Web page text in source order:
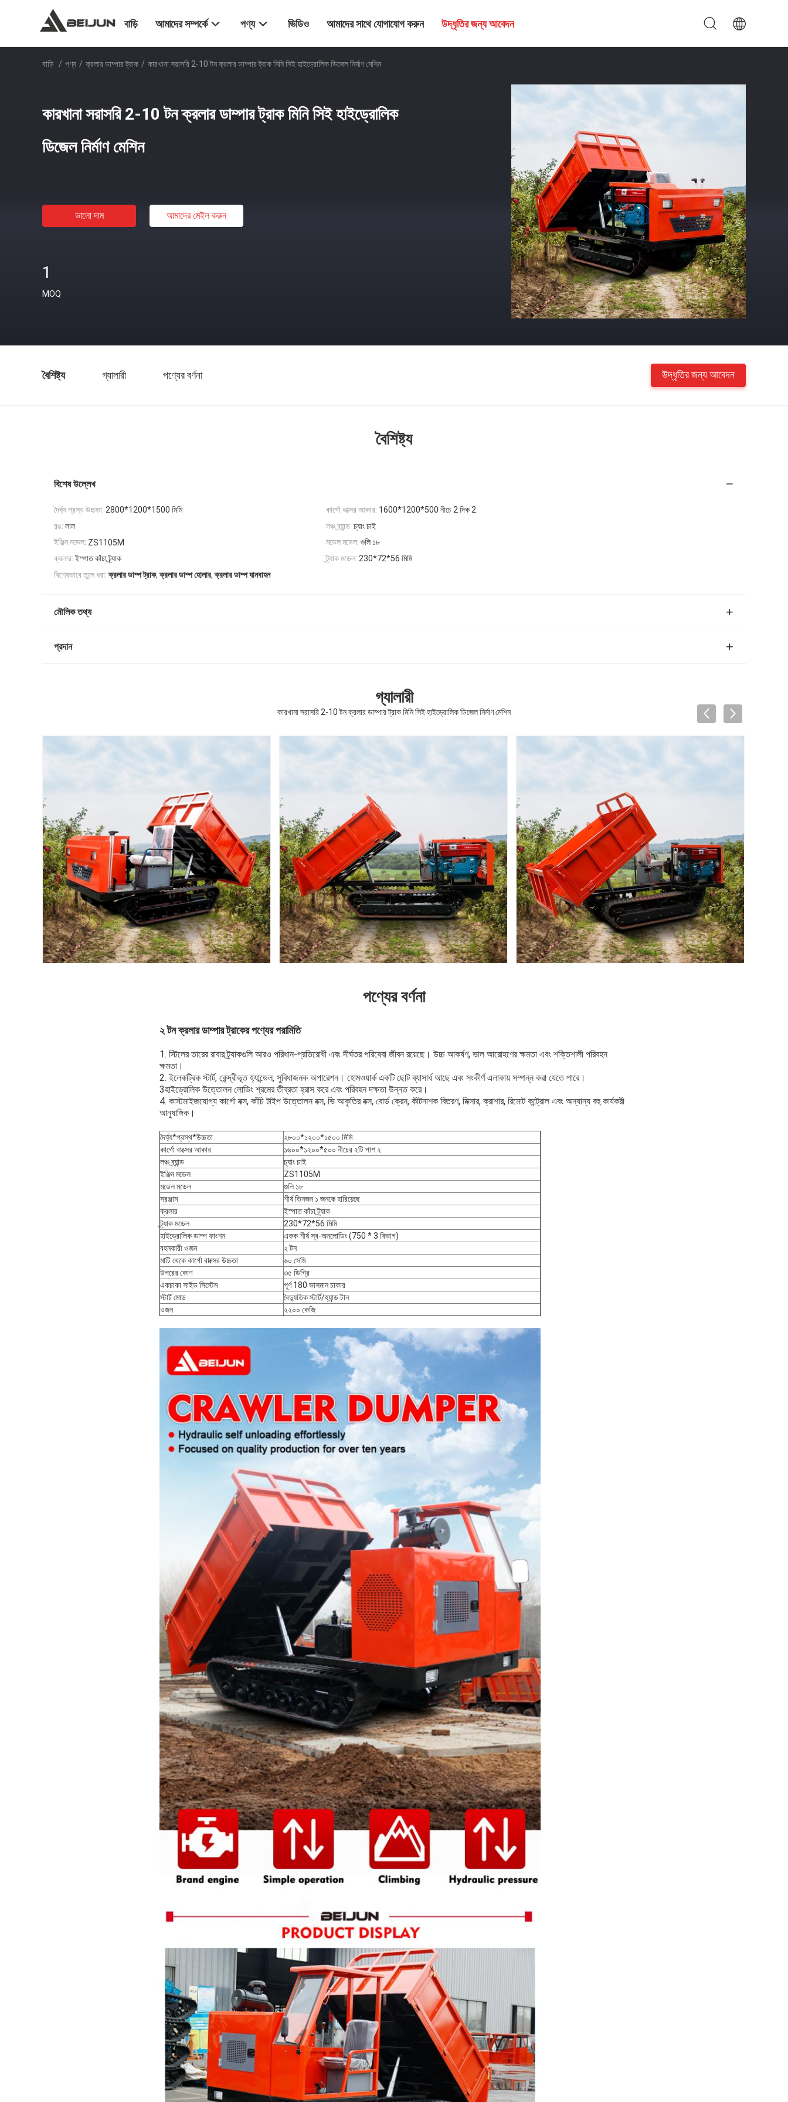
একটি বার্তা রেখে যান আমরা শীঘ্রই আপনাকে আবার কল করব!
জমা দিন
বাড়ি আমাদের সম্পর্কে পণ্য ভিডিও আমাদের সাথে যোগাযোগ করুন উদ্ধৃতির জন্য আবেদন
বাড়ি / পণ্য / ক্রলার ডাম্পার ট্রাক / কারখানা সরাসরি 2-10 টন ক্রলার ডাম্পার ট্রাক মিনি সিই হাইড্রোলিক ডিজেল নির্মাণ মেশিন
কারখানা সরাসরি 2-10 টন ক্রলার ডাম্পার ট্রাক মিনি সিই হাইড্রোলিক
ডিজেল নির্মাণ মেশিন
ভালো দাম আমাদের মেইল ​​করুন
1
MOQ
বৈশিষ্ট্য গ্যালারী পণ্যের বর্ণনা উদ্ধৃতির জন্য আবেদন
বৈশিষ্ট্য
বিশেষ উল্লেখ
দৈর্ঘ্য প্রস্থ উচ্চতা: 2800*1200*1500 মিমি কার্গো বক্সের আকার: 1600*1200*500 নীচে 2 দিক 2
রঙ: লাল লঞ্চ ব্র্যান্ড: চ্যাং চাই
ইঞ্জিন মডেল: ZS1105M মডেল মডেল: গুলি ১৮
ক্রলার: ইস্পাত কাঁচা ট্র্যাক ট্র্যাক মডেল: 230*72*56 মিমি
বিশেষভাবে তুলে ধরা: ক্রলার ডাম্প ট্রাক,ক্রলার ডাম্প হোলার,ক্রলার ডাম্প যানবাহন
মৌলিক তথ্য
প্রদান
গ্যালারী
কারখানা সরাসরি 2-10 টন ক্রলার ডাম্পার ট্রাক মিনি সিই হাইড্রোলিক ডিজেল নির্মাণ মেশিন
পণ্যের বর্ণনা
২ টন ক্রলার ডাম্পার ট্রাকের পণ্যের পরামিতি
1. স্টিলের তারের রাবার ট্র্যাকগুলি আরও পরিধান-প্রতিরোধী এবং দীর্ঘতর পরিষেবা জীবন রয়েছে। উচ্চ আকর্ষণ, ভাল আরোহণের ক্ষমতা এবং শক্তিশালী পরিবহন
ক্ষমতা।
2. ইলেকট্রিক স্টার্ট, কেন্দ্রীভূত হ্যান্ডেল, সুবিধাজনক অপারেশন। হোমওয়ার্ক একটি ছোট ব্যাসার্ধ আছে এবং সংকীর্ণ এলাকায় সম্পন্ন করা যেতে পারে।
3হাইড্রোলিক উত্তোলন লোডিং শ্রমের তীব্রতা হ্রাস করে এবং পরিবহন দক্ষতা উন্নত করে।
4. কাস্টমাইজযোগ্য কার্গো বক্স, কাঁচি টাইপ উত্তোলন বক্স, ভি আকৃতির বক্স, বোর্ড ক্রেন, কীটনাশক বিতরণ, মিক্সার, ক্রাশার, রিমোট কন্ট্রোল এবং অন্যান্য বহু কার্যকরী
আনুষাঙ্গিক।
দৈর্ঘ্য*প্রস্থ*উচ্চতা
২৮০০*১২০০*১৫০০ মিমি
কার্গো বাক্সের আকার
১৬০০*১২০০*৫০০ নীচের ২টি পাশ ২
লঞ্চ ব্র্যান্ড
চ্যাং চাই
ইঞ্জিন মডেল
ZS1105M
মডেল মডেল
গুলি ১৮
সরঞ্জাম
শীর্ষ তিনজন ১ জনকে হারিয়েছে
ক্রলার
ইস্পাত কাঁচা ট্র্যাক
ট্র্যাক মডেল
230*72*56 মিমি
হাইড্রোলিক ডাম্প ফাংশন
একক শীর্ষ স্ব-অনলোডিং (750 * 3 বিভাগ)
বহনকারী ওজন
২ টন
মাটি থেকে কার্গো বাক্সের উচ্চতা
৬০ সেমি
উপরের কোণ
৩৫ ডিগ্রি
একচাকা সাইড সিস্টেম
পূর্ণ 180 ভাসমান চাকার
স্টার্ট মোড
বৈদ্যুতিক স্টার্ট/হ্যান্ড টান
ওজন
২২০০ কেজি